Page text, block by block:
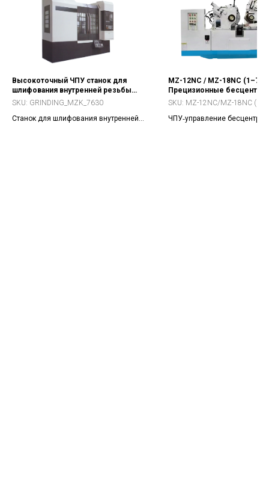
Высокоточный ЧПУ станок для
шлифования внутренней резьбы
MZK-7630/7640
SKU: GRINDING_MZK_7630
Станок для шлифования внутренней
MZ-12NC / MZ-18NC
Прецизионные
ЧПУ‑станки
SKU: MZ-12NC/MZ-18NC
ЧПУ‑управление